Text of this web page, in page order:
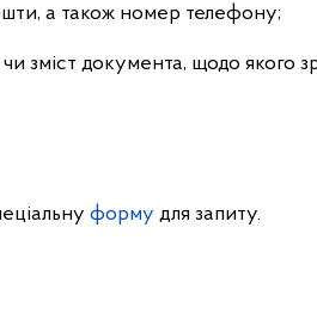
а також номер телефону;
зміст документа, щодо якого
форму для запиту.